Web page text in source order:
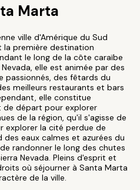
Marta
ville d'Amérique du Sud
la première destination
le long de la côte caraïbe
elle est animée par des
passionnés, des fêtards du
meilleurs restaurants et bars
elle constitue
de départ pour explorer
de la région, qu'il s'agisse de
explorer la cité perdue de
des eaux calmes et azurées du
randonner le long des chutes
Nevada. Pleins d'esprit et
où séjourner à Santa Marta
de la ville.